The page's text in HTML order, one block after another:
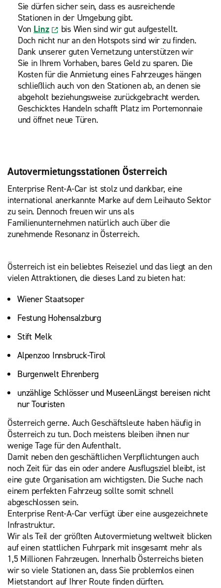
Sie dürfen sicher sein, dass es ausreichende
Stationen in der Umgebung gibt.
Von Linz
bis Wien sind wir gut aufgestellt.
Doch nicht nur an den Hotspots sind wir zu finden.
Dank unserer guten Vernetzung unterstützen wir
Sie in Ihrem Vorhaben, bares Geld zu sparen. Die
Kosten für die Anmietung eines Fahrzeuges hängen
schließlich auch von den Stationen ab, an denen sie
abgeholt beziehungsweise zurückgebracht werden.
Geschicktes Handeln schafft Platz im Portemonnaie
und öffnet neue Türen.
Autovermietungsstationen Österreich
Enterprise Rent-A-Car ist stolz und dankbar, eine
international anerkannte Marke auf dem Leihauto Sektor
zu sein. Dennoch freuen wir uns als
Familienunternehmen natürlich auch über die
zunehmende Resonanz in Österreich.
Österreich ist ein beliebtes Reiseziel und das liegt an den
vielen Attraktionen, die dieses Land zu bieten hat:
Wiener Staatsoper
Festung Hohensalzburg
Stift Melk
Alpenzoo Innsbruck-Tirol
Burgenwelt Ehrenberg
unzählige Schlösser und MuseenLängst bereisen nicht
nur Touristen
Österreich gerne. Auch Geschäftsleute haben häufig in
Österreich zu tun. Doch meistens bleiben ihnen nur
wenige Tage für den Aufenthalt.
Damit neben den geschäftlichen Verpflichtungen auch
noch Zeit für das ein oder andere Ausflugsziel bleibt, ist
eine gute Organisation am wichtigsten. Die Suche nach
einem perfekten Fahrzeug sollte somit schnell
abgeschlossen sein.
Enterprise Rent-A-Car verfügt über eine ausgezeichnete
Infrastruktur.
Wir als Teil der größten Autovermietung weltweit blicken
auf einen stattlichen Fuhrpark mit insgesamt mehr als
1,5 Millionen Fahrzeugen. Innerhalb Österreichs bieten
wir so viele Stationen an, dass Sie problemlos einen
Mietstandort auf Ihrer Route finden dürften.